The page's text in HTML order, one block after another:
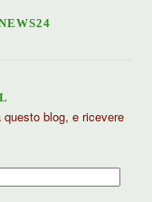
blog, e ricevere